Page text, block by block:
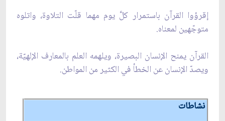
إقرؤوا القرآن باستمرار كلّ‏َ يوم مهما قلّت التلاوة، واتلوه
متوجّهين لمعناه.
القرآن يمنح الإنسان البصيرة، ويلهمه العلم بالمعارف الإلهيّة،
ويصدّ الإنسان عن الخطأ في الكثير من المواطن.
نشاطات